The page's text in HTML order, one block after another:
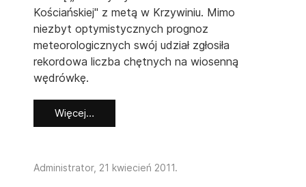
Kościańskiej" z metą w Krzywiniu. Mimo
niezbyt optymistycznych prognoz
meteorologicznych swój udział zgłosiła
rekordowa liczba chętnych na wiosenną
wędrówkę.
Więcej…
Administrator, 21 kwiecień 2011.